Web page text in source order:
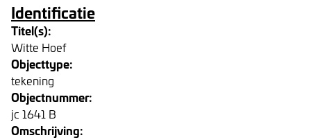
Identificatie
Titel(s):
Witte Hoef
Objecttype:
tekening
Objectnummer:
jc 1641 B
Omschrijving: